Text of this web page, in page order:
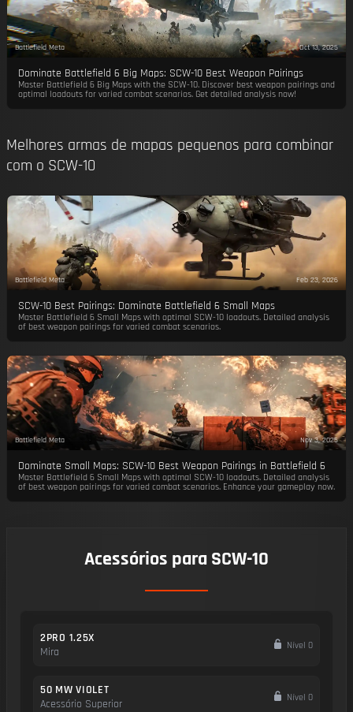
Battlefield Meta Oct 13, 2025
Dominate Battlefield 6 Big Maps: SCW-10 Best Weapon Pairings
Master Battlefield 6 Big Maps with the SCW-10. Discover best weapon pairings and
optimal loadouts for varied combat scenarios. Get detailed analysis now!
Melhores armas de mapas pequenos para combinar
com o SCW-10
Battlefield Meta Feb 23, 2026
SCW-10 Best Pairings: Dominate Battlefield 6 Small Maps
Master Battlefield 6 Small Maps with optimal SCW-10 loadouts. Detailed analysis
of best weapon pairings for varied combat scenarios.
Battlefield Meta Nov 3, 2025
Dominate Small Maps: SCW-10 Best Weapon Pairings in Battlefield 6
Master Battlefield 6 Small Maps with optimal SCW-10 loadouts. Detailed analysis
of best weapon pairings for varied combat scenarios. Enhance your gameplay now.
Acessórios para SCW-10
2PRO 1.25X
Mira
Nível 0
50 MW VIOLET
Acessório Superior
Nível 0